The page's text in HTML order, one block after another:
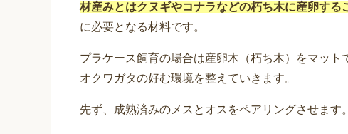
材産みとはクヌギやコナラなどの朽ち木に産卵する
に必要となる材料です。
プラケース飼育の場合は産卵木（朽ち木）をマッ
オクワガタの好む環境を整えていきます。
先ず、成熟済みのメスとオスをペアリングさせます。